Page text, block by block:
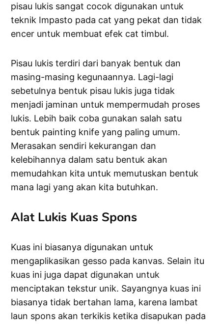
pisau lukis sangat cocok digunakan untuk
teknik Impasto pada cat yang pekat dan tidak
encer untuk membuat efek cat timbul.
Pisau lukis terdiri dari banyak bentuk dan
masing-masing kegunaannya. Lagi-lagi
sebetulnya bentuk pisau lukis juga tidak
menjadi jaminan untuk mempermudah proses
lukis. Lebih baik coba gunakan salah satu
bentuk painting knife yang paling umum.
Merasakan sendiri kekurangan dan
kelebihannya dalam satu bentuk akan
memudahkan kita untuk memutuskan bentuk
mana lagi yang akan kita butuhkan.
Alat Lukis Kuas Spons
Kuas ini biasanya digunakan untuk
mengaplikasikan gesso pada kanvas. Selain itu
kuas ini juga dapat digunakan untuk
menciptakan tekstur unik. Sayangnya kuas ini
biasanya tidak bertahan lama, karena lambat
laun spons akan terkikis ketika disapukan pada